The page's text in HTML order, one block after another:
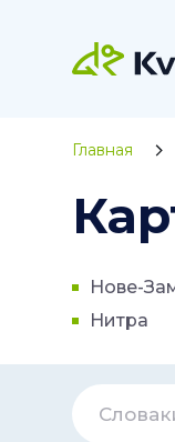
Главная
Нове-
Нитра